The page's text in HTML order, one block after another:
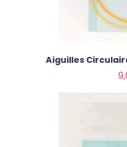
Aiguilles